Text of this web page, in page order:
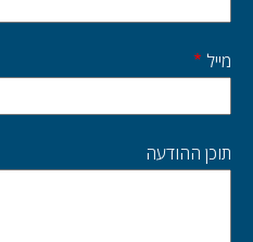
מייל
תוכן ההודעה